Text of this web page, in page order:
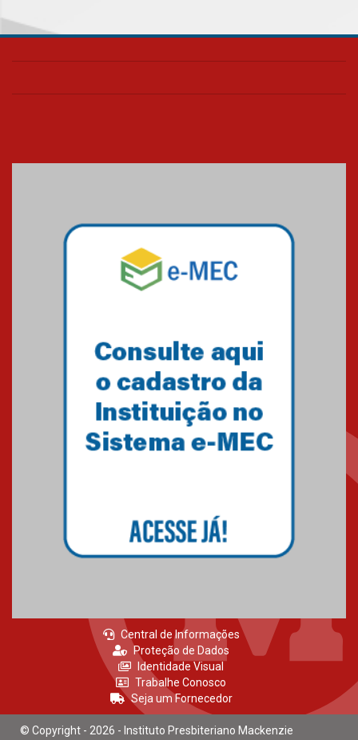
realizará nova edição da Feira
04.08.2026
Mackenzie recepciona os
calouros do segundo semestre
Como o Colégio Mackenzie
Brasília prepara seus
estudantes para o PAS antes
mesmo do Ensino Médio
04.08.2026
Central de Informações
Proteção de Dados
Identidade Visual
Trabalhe Conosco
Seja um Fornecedor
© Copyright - 2026 - Instituto Presbiteriano Mackenzie